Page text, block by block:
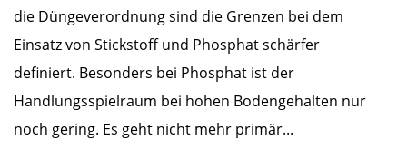
die Düngeverordnung sind die Grenzen bei dem
Einsatz von Stickstoff und Phosphat schärfer
definiert. Besonders bei Phosphat ist der
Handlungsspielraum bei hohen Bodengehalten nur
noch gering. Es geht nicht mehr primär...